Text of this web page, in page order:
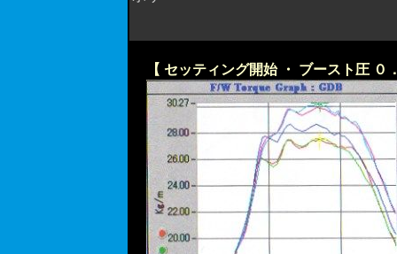
【 セッティング開始 ・ ブースト圧